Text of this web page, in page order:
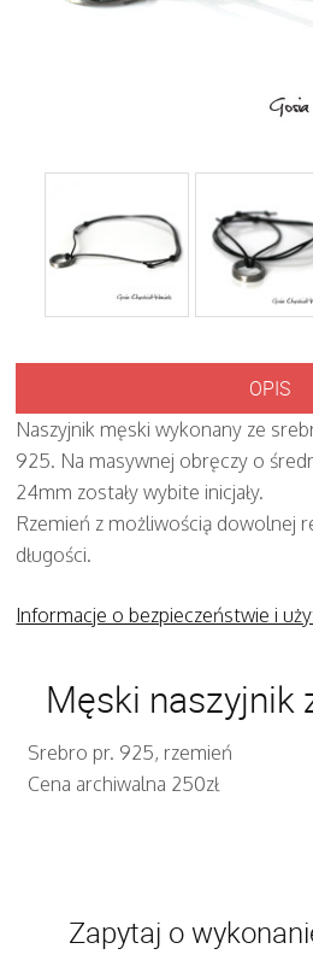
OPIS
Naszyjnik męski wykonany ze
925. Na masywnej obręczy o
24mm zostały wybite inicjały.
Rzemień z możliwością dowolnej
długości.
Informacje o bezpieczeństwie i
Męski naszyjnik
Srebro pr. 925, rzemień
Cena archiwalna 250zł
Zapytaj o